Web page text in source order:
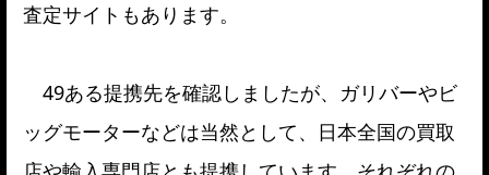
査定サイトもあります。
49ある提携先を確認しましたが、ガリバーやビ
ッグモーターなどは当然として、日本全国の買取